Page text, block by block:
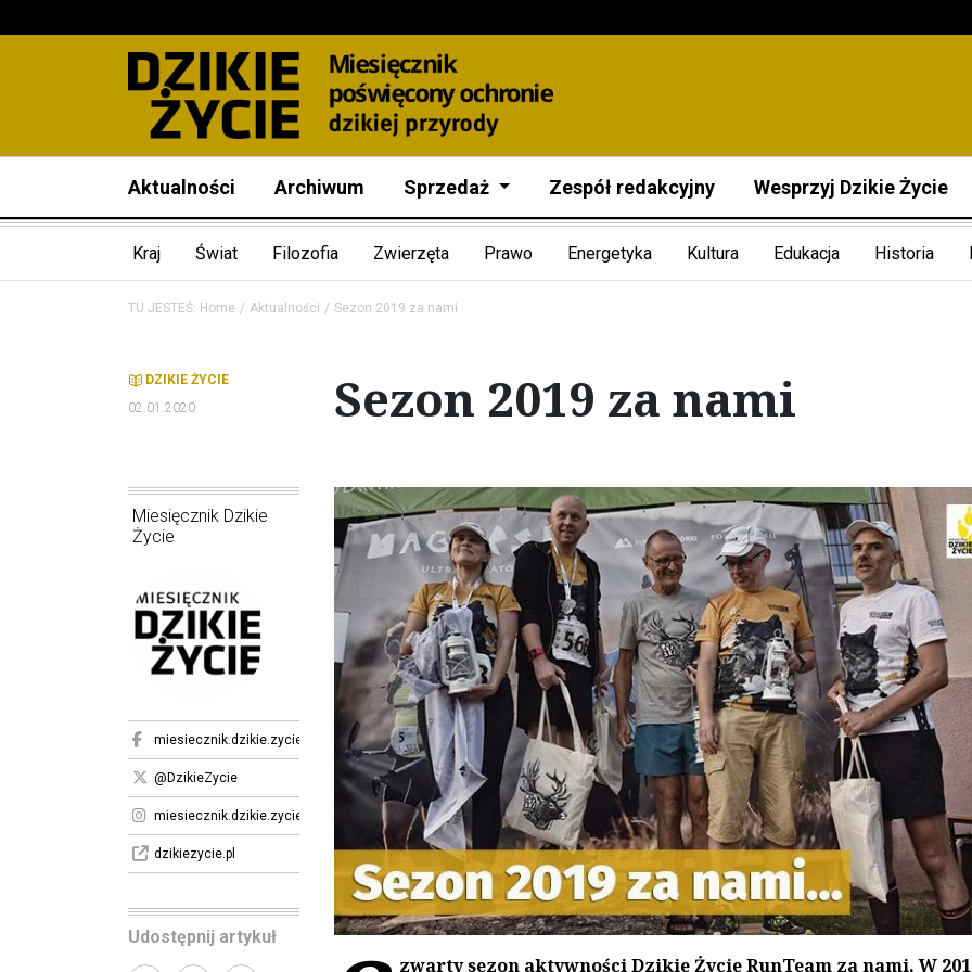
Aktualności Archiwum Sprzedaż Zespół redakcyjny Wesprzyj Dzikie Życie
Kraj Świat Filozofia Zwierzęta Prawo Energetyka Kultura Edukacja Historia
TU JESTEŚ: Home Aktualności Sezon 2019 za nami
DZIKIE ŻYCIE
02.01.2020
Sezon 2019 za nami
Miesięcznik Dzikie
Życie
miesiecznik.dzikie.zycie
@DzikieZycie
miesiecznik.dzikie.zycie
dzikiezycie.pl
Udostępnij artykuł
zwarty sezon aktywności Dzikie Życie RunTeam za nami. W